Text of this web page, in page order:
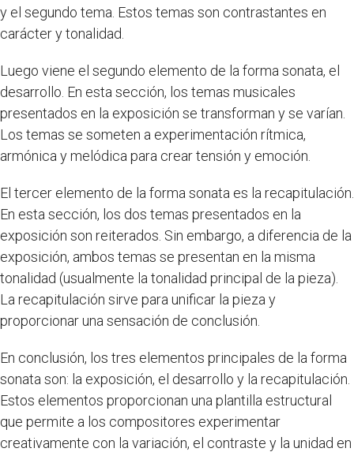
y el segundo tema. Estos temas son contrastantes en
carácter y tonalidad.
Luego viene el segundo elemento de la forma sonata, el
desarrollo. En esta sección, los temas musicales
presentados en la exposición se transforman y se varían.
Los temas se someten a experimentación rítmica,
armónica y melódica para crear tensión y emoción.
El tercer elemento de la forma sonata es la recapitulación.
En esta sección, los dos temas presentados en la
exposición son reiterados. Sin embargo, a diferencia de la
exposición, ambos temas se presentan en la misma
tonalidad (usualmente la tonalidad principal de la pieza).
La recapitulación sirve para unificar la pieza y
proporcionar una sensación de conclusión.
En conclusión, los tres elementos principales de la forma
sonata son: la exposición, el desarrollo y la recapitulación.
Estos elementos proporcionan una plantilla estructural
que permite a los compositores experimentar
creativamente con la variación, el contraste y la unidad en